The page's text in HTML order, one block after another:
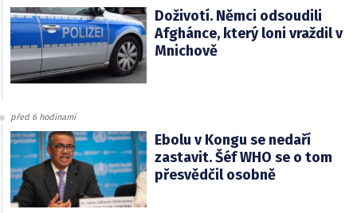
Doživotí. Němci odsoudili
Afghánce, který loni vraždil v
Mnichově
před 6 hodinami
Ebolu v Kongu se nedaří
zastavit. Šéf WHO se o tom
přesvědčil osobně